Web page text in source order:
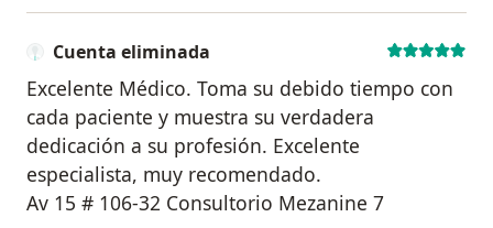
Cuenta eliminada
Excelente Médico. Toma su debido tiempo con
cada paciente y muestra su verdadera
dedicación a su profesión. Excelente
especialista, muy recomendado.
Av 15 # 106-32 Consultorio Mezanine 7